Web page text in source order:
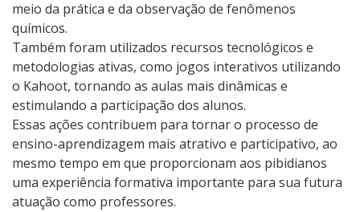
meio da prática e da observação de fenômenos
químicos.
Também foram utilizados recursos tecnológicos e
metodologias ativas, como jogos interativos utilizando
o Kahoot, tornando as aulas mais dinâmicas e
estimulando a participação dos alunos.
Essas ações contribuem para tornar o processo de
ensino-aprendizagem mais atrativo e participativo, ao
mesmo tempo em que proporcionam aos pibidianos
uma experiência formativa importante para sua futura
atuação como professores.